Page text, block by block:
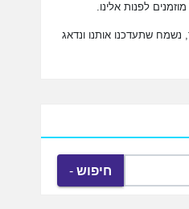
מוזמנים לפנות אלינו.
שתעדכנו אותנו ונדאג
חיפוש